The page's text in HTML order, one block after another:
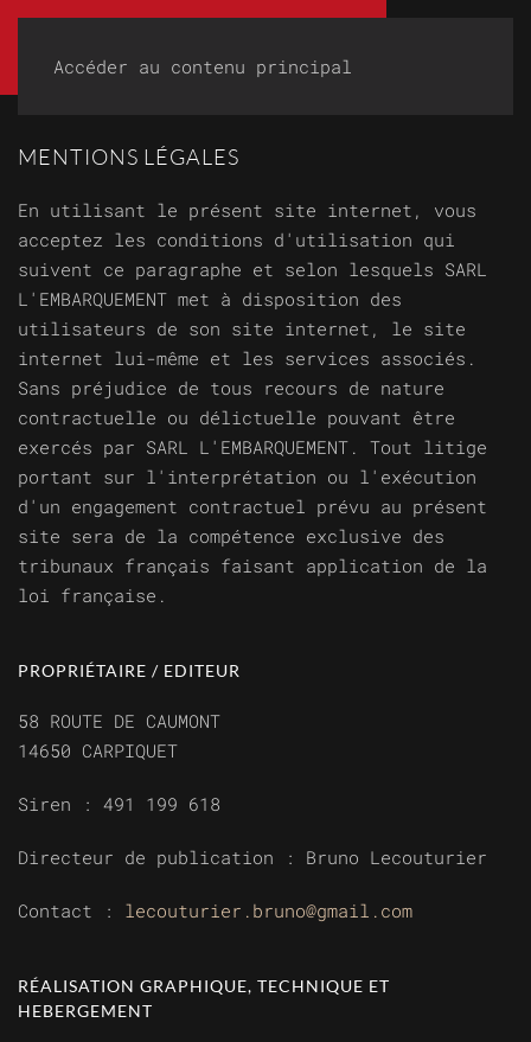
Accéder au contenu principal
MENTIONS LÉGALES
En utilisant le présent site internet, vous
acceptez les conditions d'utilisation qui
suivent ce paragraphe et selon lesquels SARL
L'EMBARQUEMENT met à disposition des
utilisateurs de son site internet, le site
internet lui-même et les services associés.
Sans préjudice de tous recours de nature
contractuelle ou délictuelle pouvant être
exercés par SARL L'EMBARQUEMENT. Tout litige
portant sur l'interprétation ou l'exécution
d'un engagement contractuel prévu au présent
site sera de la compétence exclusive des
tribunaux français faisant application de la
loi française.
PROPRIÉTAIRE / EDITEUR
58 ROUTE DE CAUMONT
14650 CARPIQUET
Siren : 491 199 618
Directeur de publication : Bruno Lecouturier
Contact : lecouturier.bruno@gmail.com
RÉALISATION GRAPHIQUE, TECHNIQUE ET
HEBERGEMENT